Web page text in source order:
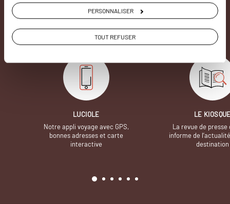
PERSONNALISER
TOUT REFUSER
à proposer des voyages sur mesure,mais nous
avons quelques atouts qui font
incontestablement la différence.
LUCIOLE
Notre appli voyage avec GPS,
bonnes adresses et carte
interactive
LE
La revue de presse
informe de
destination